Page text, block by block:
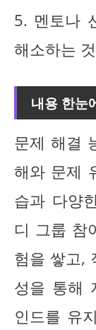
5. 멘토나
해소하는
내용 한눈
문제 해결
해와 문제
습과 다양
디 그룹 참
험을 쌓고,
성을 통해
인드를 유